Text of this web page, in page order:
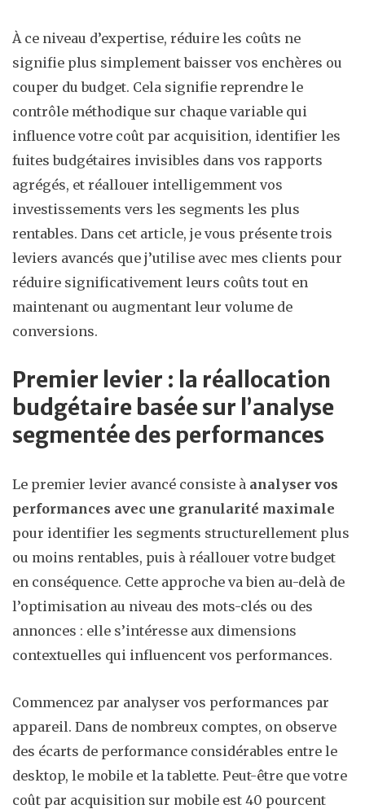
À ce niveau d’expertise, réduire les coûts ne
signifie plus simplement baisser vos enchères ou
couper du budget. Cela signifie reprendre le
contrôle méthodique sur chaque variable qui
influence votre coût par acquisition, identifier les
fuites budgétaires invisibles dans vos rapports
agrégés, et réallouer intelligemment vos
investissements vers les segments les plus
rentables. Dans cet article, je vous présente trois
leviers avancés que j’utilise avec mes clients pour
réduire significativement leurs coûts tout en
maintenant ou augmentant leur volume de
conversions.
Premier levier : la réallocation
budgétaire basée sur l’analyse
segmentée des performances
Le premier levier avancé consiste à analyser vos
performances avec une granularité maximale
pour identifier les segments structurellement plus
ou moins rentables, puis à réallouer votre budget
en conséquence. Cette approche va bien au-delà de
l’optimisation au niveau des mots-clés ou des
annonces : elle s’intéresse aux dimensions
contextuelles qui influencent vos performances.
Commencez par analyser vos performances par
appareil. Dans de nombreux comptes, on observe
des écarts de performance considérables entre le
desktop, le mobile et la tablette. Peut-être que votre
coût par acquisition sur mobile est 40 pourcent